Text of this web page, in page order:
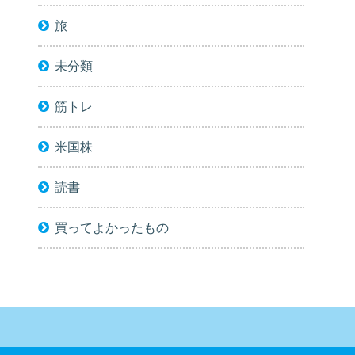
旅
未分類
筋トレ
米国株
読書
買ってよかったもの